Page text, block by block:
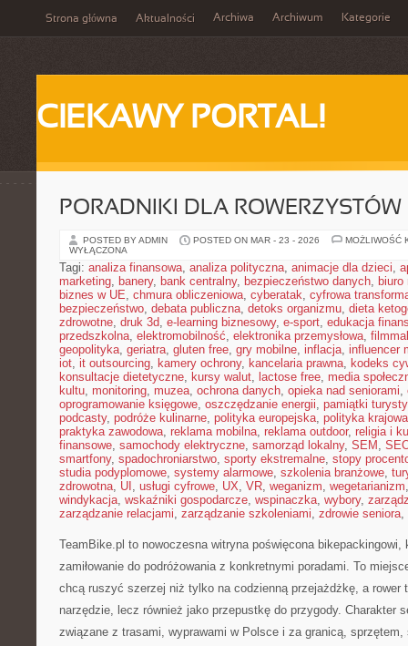
Strona główna Aktualności Archiwa Archiwum Kategorie
CIEKAWY PORTAL!
PORADNIKI DLA ROWERZYSTÓW
POSTED BY ADMIN POSTED ON MAR - 23 - 2026
MOŻLIWOŚĆ
WYŁĄCZONA
Tagi: analiza finansowa, analiza polityczna, animacje dla dzieci,
marketing, banery, bank centralny, bezpieczeństwo danych, biuro
biznes w UE, chmura obliczeniowa, cyberatak, cyfrowa
bezpieczeństwo, debata publiczna, detoks organizmu, dieta
zdrowotne, druk 3d, e-learning biznesowy, e-sport, edukacja
przedszkolna, elektromobilność, elektronika przemysłowa,
geopolityka, geriatra, gluten free, gry mobilne, inflacja, influencer
iot, it outsourcing, kamery ochrony, kancelaria prawna, kodeks
konsultacje dietetyczne, kursy walut, lactose free, media
kultu, monitoring, muzea, ochrona danych, opieka nad seniorami,
oprogramowanie księgowe, oszczędzanie energii, pamiątki
podcasty, podróże kulinarne, polityka europejska, polityka krajowa
praktyka zawodowa, reklama mobilna, reklama outdoor, religia i
finansowe, samochody elektryczne, samorząd lokalny, SEM ,
smartfony, spadochroniarstwo, sporty ekstremalne, stopy
studia podyplomowe, systemy alarmowe, szkolenia branżowe,
zdrowotna, UI , usługi cyfrowe, UX, VR, weganizm, wegetarianizm
windykacja, wskaźniki gospodarcze, wspinaczka, wybory,
zarządzanie relacjami, zarządzanie szkoleniami, zdrowie seniora,
TeamBike.pl to nowoczesna witryna poświęcona bikepackingowi,
zamiłowanie do podróżowania z konkretnymi poradami. To
chcą ruszyć szerzej niż tylko na codzienną przejażdżkę, a rower
narzędzie, lecz również jako przepustkę do przygody. Charakter
związane z trasami, wyprawami w Polsce i za granicą,